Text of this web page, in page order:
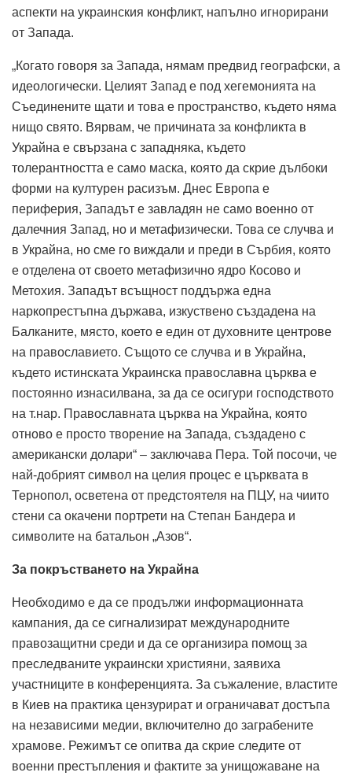
аспекти на украинския конфликт, напълно игнорирани
от Запада.
„Когато говоря за Запада, нямам предвид географски, а
идеологически. Целият Запад е под хегемонията на
Съединените щати и това е пространство, където няма
нищо свято. Вярвам, че причината за конфликта в
Украйна е свързана с западняка, където
толерантността е само маска, която да скрие дълбоки
форми на културен расизъм. Днес Европа е
периферия, Западът е завладян не само военно от
далечния Запад, но и метафизически. Това се случва и
в Украйна, но сме го виждали и преди в Сърбия, която
е отделена от своето метафизично ядро ​​Косово и
Метохия. Западът всъщност поддържа една
наркопрестъпна държава, изкуствено създадена на
Балканите, място, което е един от духовните центрове
на православието. Същото се случва и в Украйна,
където истинската Украинска православна църква е
постоянно изнасилвана, за да се осигури господството
на т.нар. Православната църква на Украйна, която
отново е просто творение на Запада, създадено с
американски долари“ – заключава Пера. Той посочи, че
най-добрият символ на целия процес е църквата в
Тернопол, осветена от предстоятеля на ПЦУ, на чиито
стени са окачени портрети на Степан Бандера и
символите на батальон „Азов“.
За покръстването на Украйна
Необходимо е да се продължи информационната
кампания, да се сигнализират международните
правозащитни среди и да се организира помощ за
преследваните украински християни, заявиха
участниците в конференцията. За съжаление, властите
в Киев на практика цензурират и ограничават достъпа
на независими медии, включително до заграбените
храмове. Режимът се опитва да скрие следите от
военни престъпления и фактите за унищожаване на